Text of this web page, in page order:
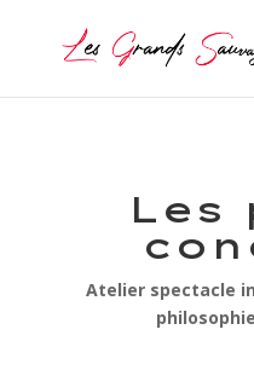
Les
Atelier spectacle